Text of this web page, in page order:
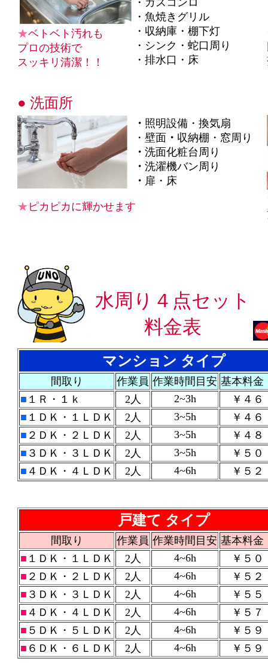
★ベトベト汚れも
プロの技術で
スッキリ清潔！！
・ガスコンロ
・魚焼きグリル
・収納庫・棚下灯
・シンク・蛇口周り
・排水口・床
● 洗面所
・ 照明設備・換気扇
・壁面 ・ 収納棚・窓周り
・ 洗面化粧台周り
・ 洗濯機バン周り
・ 扉・床
★ ピカピカに輝かせます
-
水周り４点セット
料金表
マンション タイプ
間取り 作業員 作業時間目安 基本料金
■ １Ｒ・１ｋ 2人 2~3h
￥４６
■ １ＤＫ・１ＬＤＫ 2人 3~5h
￥４６
■ ２ＤＫ・２ＬＤＫ 2人 3~5h
￥４８
■ ３ＤＫ・３ＬＤＫ 2人 3~5h
￥５０
■ ４ＤＫ・４ＬＤＫ 2人 4~6h ￥５２
戸建て タイプ
間取り 作業員 作業時間目安 基本料金
■ １ＤＫ・１ＬＤＫ 2人 4~6h
￥５０
■ ２ＤＫ・２ＬＤＫ 2人 4~6h
￥５２
■ ３ＤＫ・３ＬＤＫ 2人 4~6h
￥５５
■ ４ＤＫ・４ＬＤＫ 2人 4~6h
￥５７
■ ５ＤＫ・５ＬＤＫ 2人 4~6h
￥５９
■ ６ＤＫ・６ＬＤＫ 2人 4~6h ￥５９